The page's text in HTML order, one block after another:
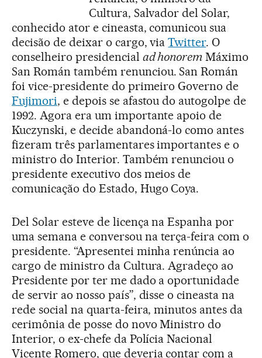
Cultura, Salvador del Solar,
conhecido ator e cineasta, comunicou sua
decisão de deixar o cargo, viaTwitter. O
conselheiro presidencial ad honorem Máximo
San Román também renunciou. San Román
foi vice-presidente do primeiro Governo de
Fujimori, e depois se afastou do autogolpe de
1992. Agora era um importante apoio de
Kuczynski, e decide abandoná-lo como antes
fizeram três parlamentares importantes e o
ministro do Interior. Também renunciou o
presidente executivo dos meios de
comunicação do Estado, Hugo Coya.
Del Solar esteve de licença na Espanha por
uma semana e conversou na terça-feira com o
presidente. “Apresentei minha renúncia ao
cargo de ministro da Cultura. Agradeço ao
Presidente por ter me dado a oportunidade
de servir ao nosso país”, disse o cineasta na
rede social na quarta-feira, minutos antes da
cerimônia de posse do novo Ministro do
Interior, o ex-chefe da Polícia Nacional
Vicente Romero, que deveria contar com a